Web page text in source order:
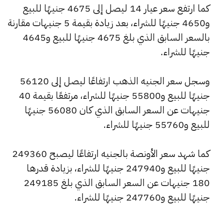
كما ارتفع سعر عيار 14 ليصل إلى 4675 جنيهًا للبيع
و4650 جنيهًا للشراء، بعد زيادة بقيمة 5 جنيهات مقارنة
بالسعر السابق الذي بلغ 4675 جنيهًا للبيع و4645
جنيهًا للشراء.
وسجل سعر الجنيه الذهب ارتفاعًا ليصل إلى 56120
جنيهًا للبيع و55800 جنيهًا للشراء، مرتفعًا بقيمة 40
جنيهات عن السعر السابق الذي كان 56080 جنيهًا
للبيع و55760 جنيهًا للشراء.
كما شهد سعر الأونصة بالجنيه ارتفاعًا ليصبح 249360
جنيهًا للبيع و247940 جنيهًا للشراء، بزيادة قدرها
180 جنيهات عن السعر السابق الذي بلغ 249185
جنيهًا للبيع و247760 جنيهًا للشراء.